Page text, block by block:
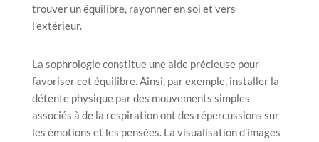
trouver un équilibre, rayonner en soi et vers
l’extérieur.
La sophrologie constitue une aide précieuse pour
favoriser cet équilibre. Ainsi, par exemple, installer la
détente physique par des mouvements simples
associés à de la respiration ont des répercussions sur
les émotions et les pensées. La visualisation d’images